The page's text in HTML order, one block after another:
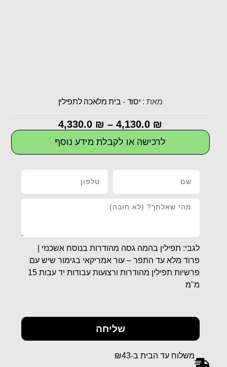
מאת : יסוד - בית מלאכה לתפילין
4,130.0 ₪
–
4,330.0 ₪
לרכישה או לקבלת מידע נוסף
לגבי: תפילין בהמה גסה מהודרות בנוסח אשכנזי |
פרוד מלא עד התפר – עור אמריקאי בגימור שיש עם
פרשיות תפילין מהודרות ורצועות עבודות יד עבות 15
מ"מ
שליחה
משלוח עד הבית ב-₪43